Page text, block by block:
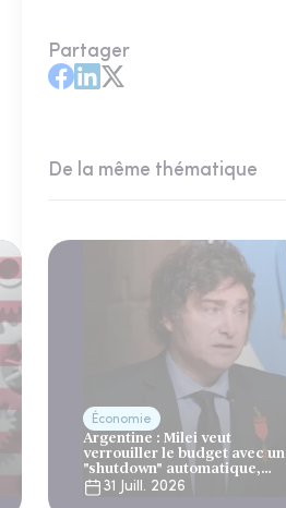
Partager
De la même thématique
Économie
Argentine : Milei veut
verrouiller le budget avec un
"shutdown" automatique,
sous le regard bienveillant
du FMI
31 Juill. 2026